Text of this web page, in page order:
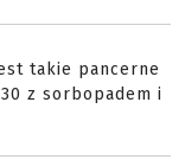
takie pancerne
z sorbopadem i